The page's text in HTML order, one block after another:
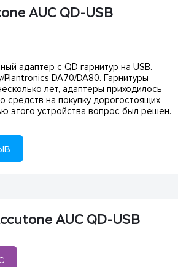
AUC QD-USB
адаптер с QD гарнитур на USB.
DA70/DA80. Гарнитуры
лет, адаптеры приходилось
средств на покупку дорогостоящих
этого устройства вопрос был решен.
AUC QD-USB